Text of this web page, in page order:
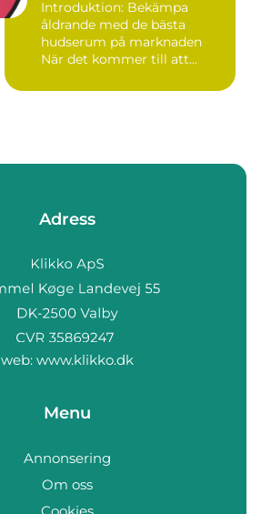
Introduktion: Bekämpa
åldrande med de bästa
hudserum på marknaden
När det kommer till att
Adress
web: www.klikko.dk
Menu
Annonsering
Om oss